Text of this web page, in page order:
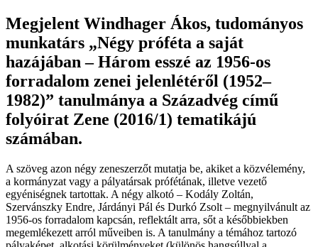
Megjelent Windhager Ákos, tudományos
munkatárs „Négy próféta a saját
hazájában – Három esszé az 1956-os
forradalom zenei jelenlétéről (1952–
1982)” tanulmánya a Századvég című
folyóirat Zene (2016/1) tematikájú
számában.
A szöveg azon négy zeneszerzőt mutatja be, akiket a közvélemény,
a kormányzat vagy a pályatársak prófétának, illetve vezető
egyéniségnek tartottak. A négy alkotó – Kodály Zoltán,
Szervánszky Endre, Járdányi Pál és Durkó Zsolt – megnyilvánult az
1956-os forradalom kapcsán, reflektált arra, sőt a későbbiekben
megemlékezett arról műveiben is. A tanulmány a témához tartozó